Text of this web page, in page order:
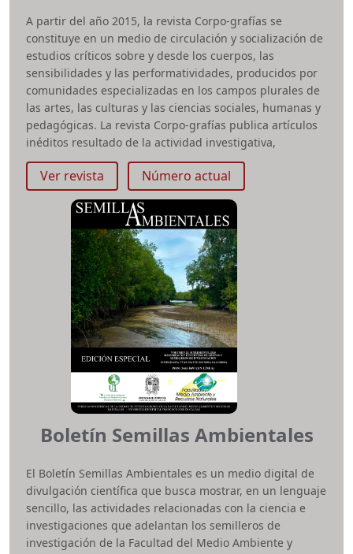
A partir del año 2015, la revista Corpo-grafías se
constituye en un medio de circulación y socialización de
estudios críticos sobre y desde los cuerpos, las
sensibilidades y las performatividades, producidos por
comunidades especializadas en los campos plurales de
las artes, las culturas y las ciencias sociales, humanas y
pedagógicas. La revista Corpo-grafías publica artículos
inéditos resultado de la actividad investigativa,
académica y creativa nacional e internacional de las
comunidades del campo de las artes, con una
periodicidad anual.
2390-0288
2590-9398
Periodicidad:Anual
Área temática:Corporeidades - sensibilidades
Facultad:Artes ASAB
revista-corpografias@udistrital.edu.co
Ver revista Número actual
Boletín Semillas Ambientales
El Boletín Semillas Ambientales es un medio digital de
divulgación científica que busca mostrar, en un lenguaje
sencillo, las actividades relacionadas con la ciencia e
investigaciones que adelantan los semilleros de
investigación de la Facultad del Medio Ambiente y